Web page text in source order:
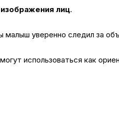
изображения лиц.
малыш уверенно следил за
использоваться как